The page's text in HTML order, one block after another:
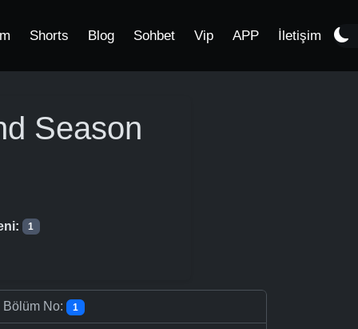
Shorts Blog Sohbet Vip APP İletişim
Season
1
Bölüm No: 1